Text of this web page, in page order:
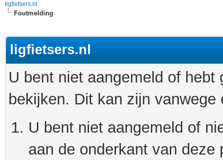
ligfietsers.nl
Foutmelding
ligfietsers.nl
U bent niet aangemeld of
bekijken. Dit kan zijn
U bent niet aangemeld of
aan de onderkant van